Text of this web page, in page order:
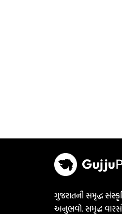
ગુજરાતની સમૃદ્ધ
અનુભવો. સમૃદ્ધ